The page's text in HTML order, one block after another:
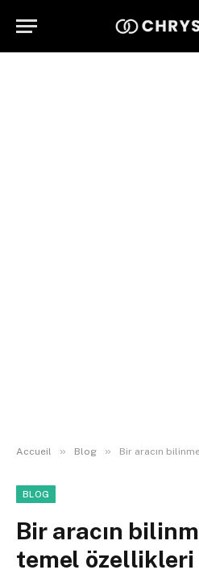
Accueil » Blog » Bir aracın
BLOG
Bir aracın
temel özellikleri